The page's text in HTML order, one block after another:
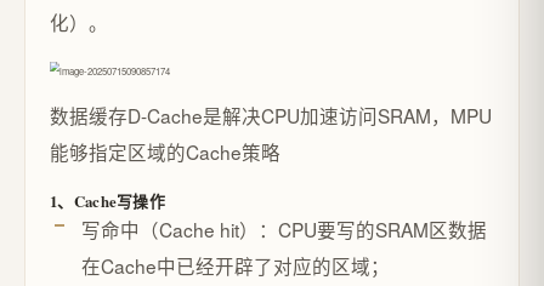
化）。
数据缓存D-Cache是解决CPU加速访问SRAM，MPU
能够指定区域的Cache策略
1、Cache写操作
写命中（Cache hit）：CPU要写的SRAM区数据
在Cache中已经开辟了对应的区域；